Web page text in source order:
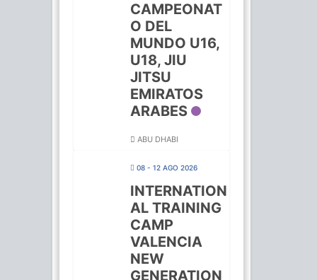
CAMPEONAT
O DEL
MUNDO U16,
U18, JIU
JITSU
EMIRATOS
ARABES
ABU DHABI
08 - 12 AGO 2026
INTERNATION
AL TRAINING
CAMP
VALENCIA
NEW
GENERATION